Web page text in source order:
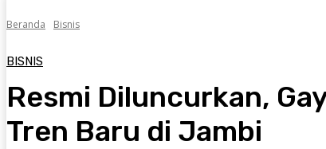
Beranda Bisnis
BISNIS
Resmi Diluncurkan,
Tren Baru di Jambi